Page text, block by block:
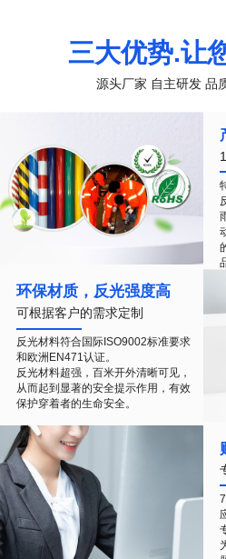
三大优势.让
源头厂家 自主研发 品
环保材质，反光强度高
可根据客户的需求定制
反光材料符合国际ISO9002标准要求
和欧洲EN471认证。
反光材料超强，百米开外清晰可见，
从而起到显著的安全提示作用，有效
保护穿着者的生命安全。